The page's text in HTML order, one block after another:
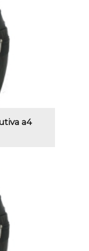
a4